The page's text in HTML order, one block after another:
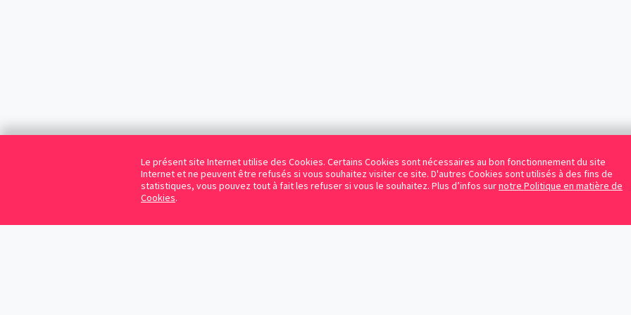
Le présent site Internet utilise des Cookies. Certains Cookies sont nécessaires au bon fonctionnement du site
Internet et ne peuvent être refusés si vous souhaitez visiter ce site. D'autres Cookies sont utilisés à des fins de
statistiques, vous pouvez tout à fait les refuser si vous le souhaitez. Plus d’infos surnotre Politique en matière de
Cookies.